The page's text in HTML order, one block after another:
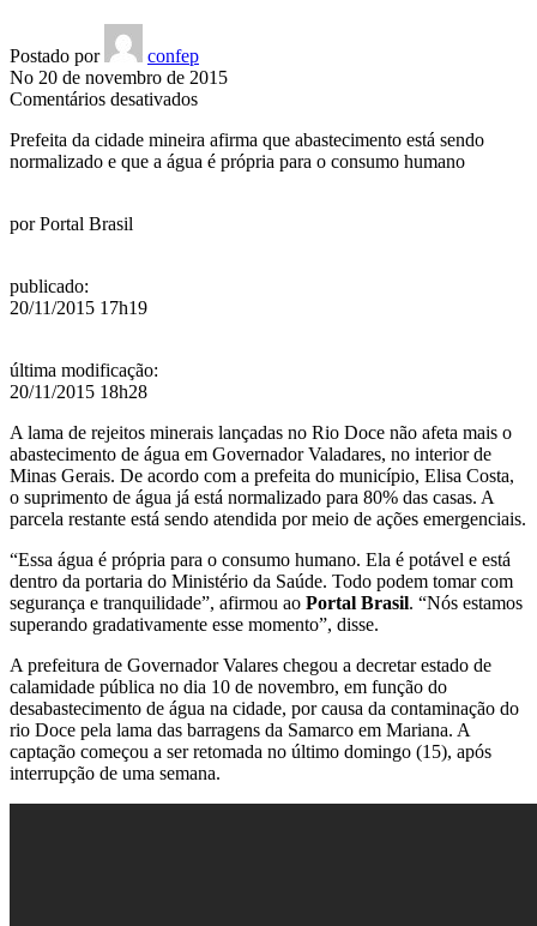
Postado por
confep
No 20 de novembro de 2015
Comentários desativadosem
limpa
já
Prefeita da cidade mineira afirma que abastecimento está sendo
normalizado e que a água é própria para o consumo humano
porPortal Brasil
publicado:
20/11/2015 17h19
última modificação:
20/11/2015 18h28
A lama de rejeitos minerais lançadas no Rio Doce não afeta mais o
abastecimento de água em Governador Valadares, no interior de
Minas Gerais. De acordo com a prefeita do município, Elisa Costa,
o suprimento de água já está normalizado para 80% das casas. A
parcela restante está sendo atendida por meio de ações emergenciais.
“Essa água é própria para o consumo humano. Ela é potável e está
dentro da portaria do Ministério da Saúde. Todo podem tomar com
segurança e tranquilidade”, afirmou ao Portal Brasil. “Nós estamos
superando gradativamente esse momento”, disse.
A prefeitura de Governador Valares chegou a decretar estado de
calamidade pública no dia 10 de novembro, em função do
desabastecimento de água na cidade, por causa da contaminação do
rio Doce pela lama das barragens da Samarco em Mariana. A
captação começou a ser retomada no último domingo (15), após
interrupção de uma semana.